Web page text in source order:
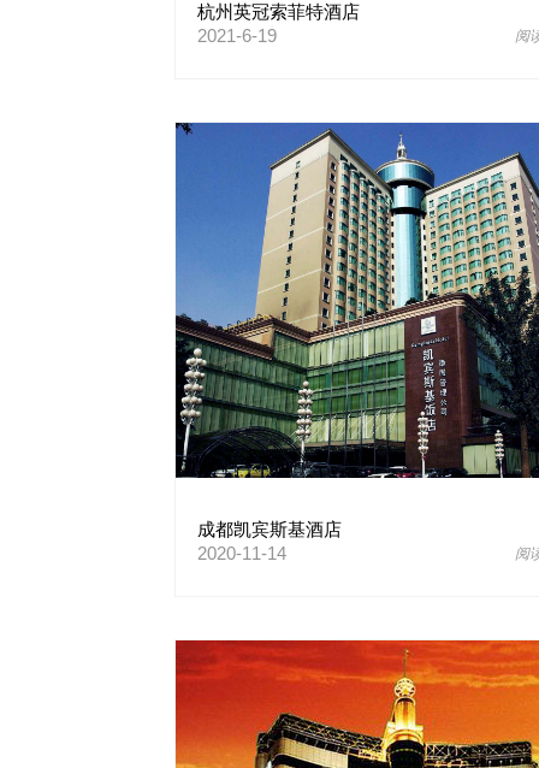
杭州英冠索菲特酒店
2021-6-19
阅
成都凯宾斯基酒店
2020-11-14
阅